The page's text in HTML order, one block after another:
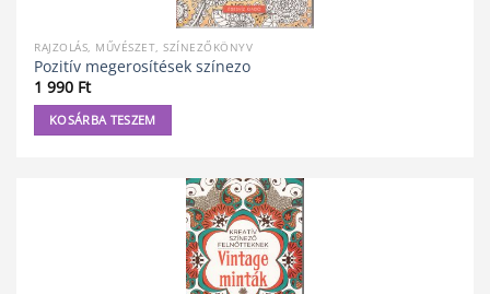
RAJZOLÁS, MŰVÉSZET, SZÍNEZŐKÖNYV
Pozitív megerosítések színezo
1 990 Ft
KOSÁRBA TESZEM